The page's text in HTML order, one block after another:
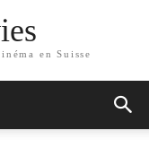
en Suisse